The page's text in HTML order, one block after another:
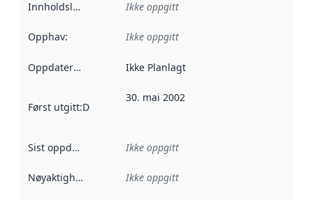
Innholdsleverandører :
Ikke oppgitt
Opphav: Ikke oppgitt
Oppdateringsfrekvens :
Ikke Planlagt
Først utgitt:Denne datoen sier når dataene i dette
30. mai 2002
Sist oppdatert Ikke oppgitt
Nøyaktighet Ikke oppgitt